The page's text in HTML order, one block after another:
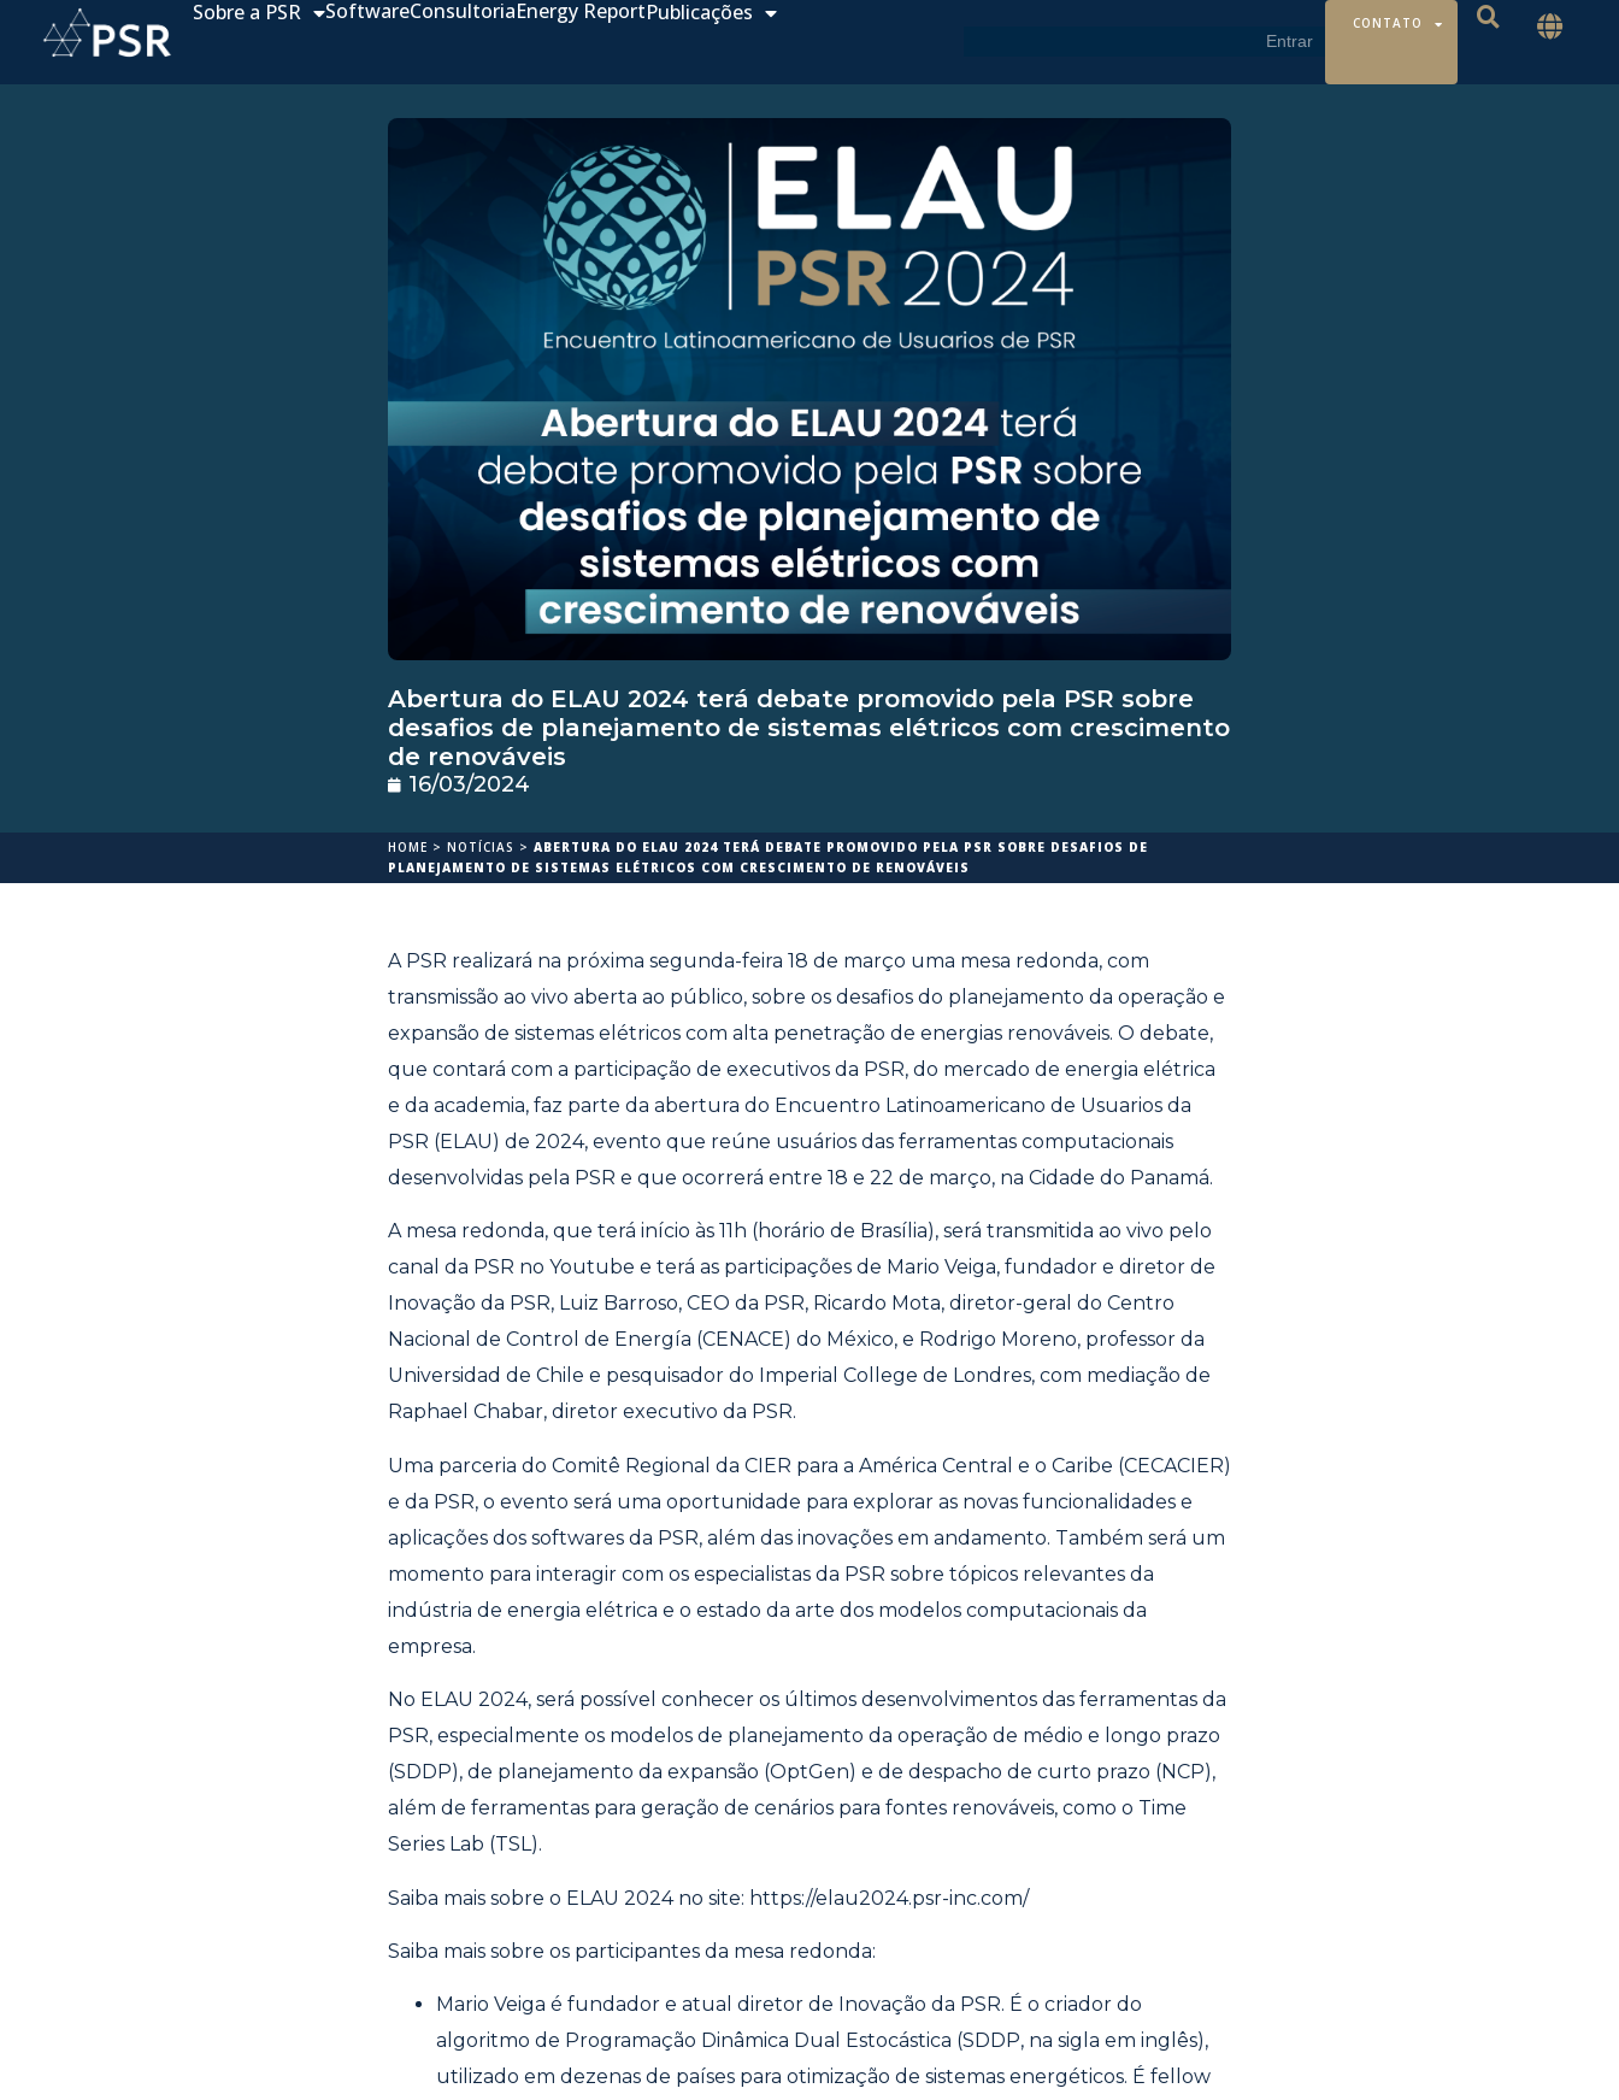
Sobre a PSR SoftwareConsultoriaEnergy ReportPublicações CONTATO
Abertura do ELAU 2024 terá debate promovido pela PSR sobre
desafios de planejamento de sistemas elétricos com crescimento
de renováveis
16/03/2024
HOME > NOTÍCIAS > ABERTURA DO ELAU 2024 TERÁ DEBATE PROMOVIDO PELA PSR SOBRE DESAFIOS DE
PLANEJAMENTO DE SISTEMAS ELÉTRICOS COM CRESCIMENTO DE RENOVÁVEIS
A PSR realizará na próxima segunda-feira 18 de março uma mesa redonda, com
transmissão ao vivo aberta ao público, sobre os desafios do planejamento da operação e
expansão de sistemas elétricos com alta penetração de energias renováveis. O debate,
que contará com a participação de executivos da PSR, do mercado de energia elétrica
e da academia, faz parte da abertura do Encuentro Latinoamericano de Usuarios da
PSR (ELAU) de 2024, evento que reúne usuários das ferramentas computacionais
desenvolvidas pela PSR e que ocorrerá entre 18 e 22 de março, na Cidade do Panamá.
A mesa redonda, que terá início às 11h (horário de Brasília), será transmitida ao vivo pelo
canal da PSR no Youtube e terá as participações de Mario Veiga, fundador e diretor de
Inovação da PSR, Luiz Barroso, CEO da PSR, Ricardo Mota, diretor-geral do Centro
Nacional de Control de Energía (CENACE) do México, e Rodrigo Moreno, professor da
Universidad de Chile e pesquisador do Imperial College de Londres, com mediação de
Raphael Chabar, diretor executivo da PSR.
Uma parceria do Comitê Regional da CIER para a América Central e o Caribe (CECACIER)
e da PSR, o evento será uma oportunidade para explorar as novas funcionalidades e
aplicações dos softwares da PSR, além das inovações em andamento. Também será um
momento para interagir com os especialistas da PSR sobre tópicos relevantes da
indústria de energia elétrica e o estado da arte dos modelos computacionais da
empresa.
No ELAU 2024, será possível conhecer os últimos desenvolvimentos das ferramentas da
PSR, especialmente os modelos de planejamento da operação de médio e longo prazo
(SDDP), de planejamento da expansão (OptGen) e de despacho de curto prazo (NCP),
além de ferramentas para geração de cenários para fontes renováveis, como o Time
Series Lab (TSL).
Saiba mais sobre o ELAU 2024 no site: https://elau2024.psr-inc.com/
Saiba mais sobre os participantes da mesa redonda:
Mario Veiga é fundador e atual diretor de Inovação da PSR. É o criador do
algoritmo de Programação Dinâmica Dual Estocástica (SDDP, na sigla em inglês),
utilizado em dezenas de países para otimização de sistemas energéticos. É fellow